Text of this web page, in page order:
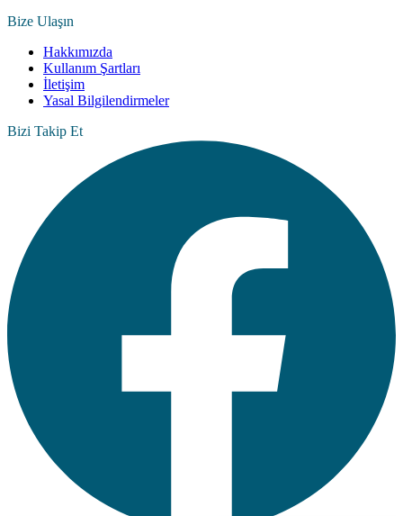
Bize Ulaşın
Hakkımızda
Kullanım Şartları
İletişim
Yasal Bilgilendirmeler
Bizi Takip Et